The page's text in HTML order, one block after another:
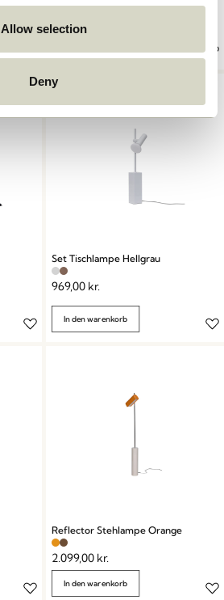
Allow selection
Deny
749,00
Set Tischlampe Hellgrau
969,00 kr.
In den warenkorb
Reflector Stehlampe Orange
2.099,00 kr.
In den warenkorb